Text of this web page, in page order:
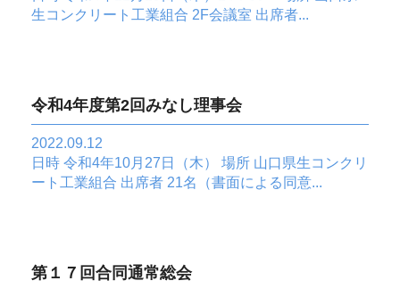
生コンクリート工業組合 2F会議室 出席者...
令和4年度第2回みなし理事会
2022.09.12
日時 令和4年10月27日（木） 場所 山口県生コンクリ
ート工業組合 出席者 21名（書面による同意...
第１７回合同通常総会